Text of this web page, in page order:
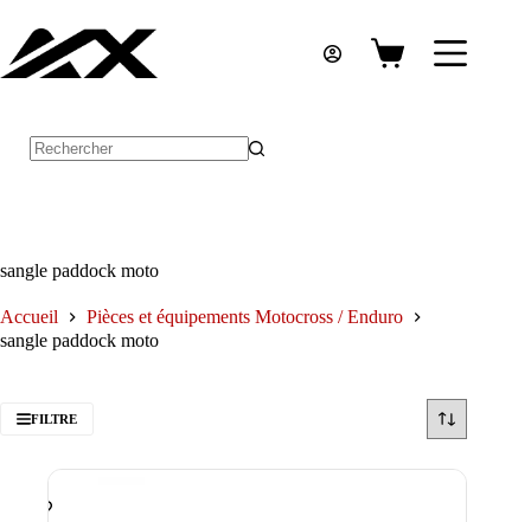
contenu
Panier
sangle paddock moto
Accueil
Pièces et équipements Motocross / Enduro
sangle paddock moto
FILTRE